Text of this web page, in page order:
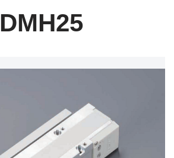
DMH25